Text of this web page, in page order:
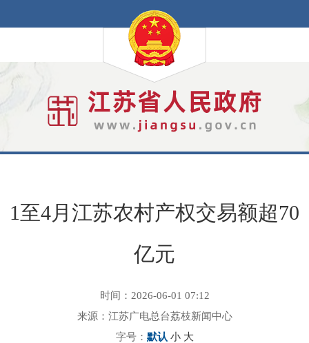
1至4月江苏农村产权交易额超70
亿元
时间：2026-06-01 07:12
来源：江苏广电总台荔枝新闻中心
字号： 默认 小 大